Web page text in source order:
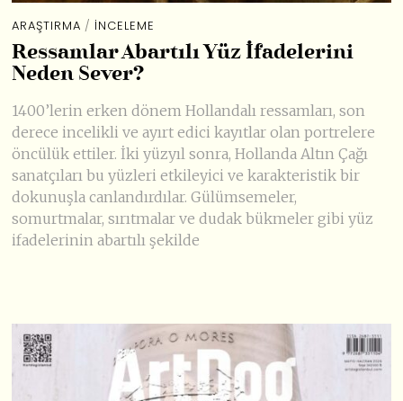
ARAŞTIRMA / İNCELEME
Ressamlar Abartılı Yüz İfadelerini
Neden Sever?
1400’lerin erken dönem Hollandalı ressamları, son
derece incelikli ve ayırt edici kayıtlar olan portrelere
öncülük ettiler. İki yüzyıl sonra, Hollanda Altın Çağı
sanatçıları bu yüzleri etkileyici ve karakteristik bir
dokunuşla canlandırdılar. Gülümsemeler,
somurtmalar, sırıtmalar ve dudak bükmeler gibi yüz
ifadelerinin abartılı şekilde